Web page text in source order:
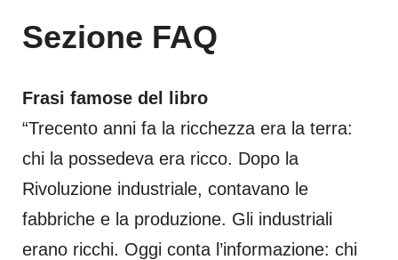
Sezione FAQ
Frasi famose del libro
“Trecento anni fa la ricchezza era la terra:
chi la possedeva era ricco. Dopo la
Rivoluzione industriale, contavano le
fabbriche e la produzione. Gli industriali
erano ricchi. Oggi conta l’informazione: chi